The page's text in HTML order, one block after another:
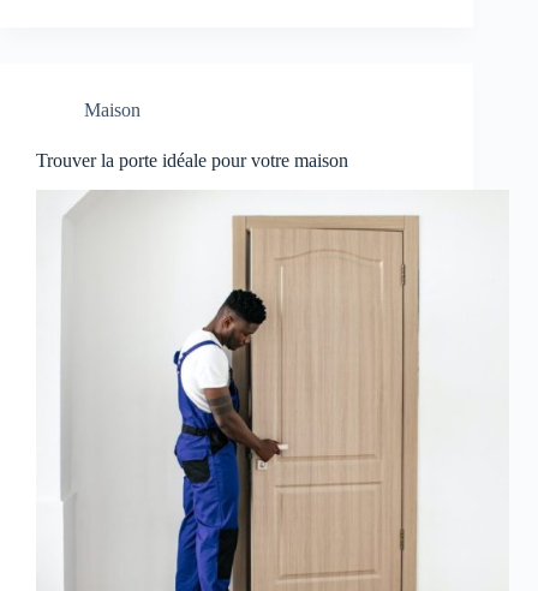
Maison
Trouver la porte idéale pour votre maison